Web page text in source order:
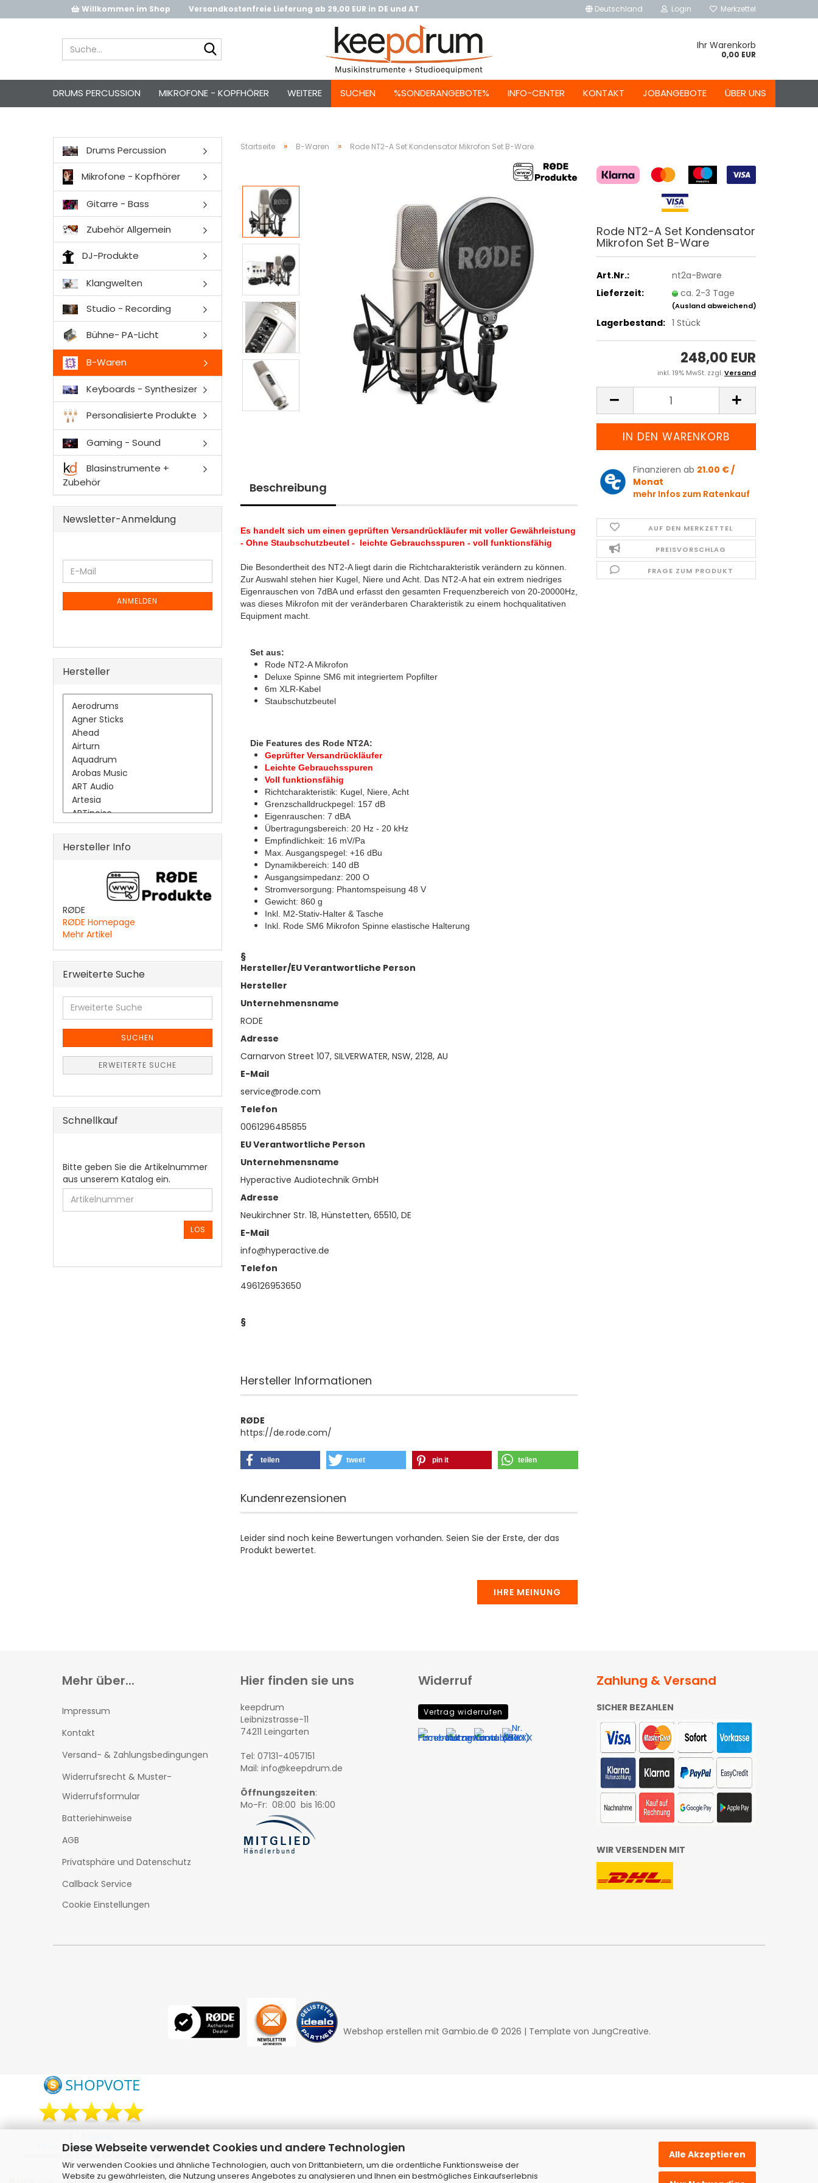
Diese Webseite verwendet Cookies und andere Technologien
Wir verwenden Cookies und ähnliche Technologien, auch von Drittanbietern, um die ordentliche Funktionsweise der
Website zu gewährleisten, die Nutzung unseres Angebotes zu analysieren und Ihnen ein bestmögliches Einkaufserlebnis
Alle Akzeptieren
Willkommen im Shop Versandkostenfreie Lieferung ab 29,00 EUR in DE und AT Deutschland Login Merkzettel
Ihr Warenkorb
0,00 EUR
DRUMS PERCUSSION MIKROFONE - KOPFHÖRER SUCHEN %SONDERANGEBOTE% INFO-CENTER KONTAKT JOBANGEBOTE ÜBER UNS
WEITERE
Startseite » B-Waren » Rode NT2-A Set Kondensator Mikrofon Set B-Ware
Rode NT2-A Set Kondensator
Mikrofon Set B-Ware
Art.Nr.:
nt2a-Bware
Lieferzeit:
ca. 2-3 Tage
(Ausland abweichend)
Lagerbestand: 1 Stück
248,00 EUR
inkl. 19% MwSt. zzgl.Versand
Finanzieren ab 21.00 € /
Monat
mehr Infos zum Ratenkauf
AUF DEN MERKZETTEL
PREISVORSCHLAG
FRAGE ZUM PRODUKT
Beschreibung
Es handelt sich um einen geprüften Versandrückläufer mit voller Gewährleistung
- Ohne Staubschutzbeutel - leichte Gebrauchsspuren - voll funktionsfähig
Die Besondertheit des NT2-A liegt darin die Richtcharakteristik verändern zu können.
Zur Auswahl stehen hier Kugel, Niere und Acht. Das NT2-A hat ein extrem niedriges
Eigenrauschen von 7dBA und erfasst den gesamten Frequenzbereich von 20-20000Hz,
was dieses Mikrofon mit der veränderbaren Charakteristik zu einem hochqualitativen
Equipment macht.
Set aus:
Rode NT2-A Mikrofon
Deluxe Spinne SM6 mit integriertem Popfilter
6m XLR-Kabel
Staubschutzbeutel
Die Features des Rode NT2A:
Geprüfter Versandrückläufer
Leichte Gebrauchsspuren
Voll funktionsfähig
Richtcharakteristik: Kugel, Niere, Acht
Grenzschalldruckpegel: 157 dB
Eigenrauschen: 7 dBA
Übertragungsbereich: 20 Hz - 20 kHz
Empfindlichkeit: 16 mV/Pa
Max. Ausgangspegel: +16 dBu
Dynamikbereich: 140 dB
Ausgangsimpedanz: 200 O
Stromversorgung: Phantomspeisung 48 V
Gewicht: 860 g
Inkl. M2-Stativ-Halter & Tasche
Inkl. Rode SM6 Mikrofon Spinne elastische Halterung
§
Hersteller/EU Verantwortliche Person
Hersteller
Unternehmensname
RODE
Adresse
Carnarvon Street 107, SILVERWATER, NSW, 2128, AU
E-Mail
service@rode.com
Telefon
0061296485855
EU Verantwortliche Person
Unternehmensname
Hyperactive Audiotechnik GmbH
Adresse
Neukirchner Str. 18, Hünstetten, 65510, DE
E-Mail
info@hyperactive.de
Telefon
496126953650
§
Hersteller Informationen
RØDE
https://de.rode.com/
teilen tweet pin it teilen
Kundenrezensionen
Leider sind noch keine Bewertungen vorhanden. Seien Sie der Erste, der das
Produkt bewertet.
IHRE MEINUNG
Drums Percussion
Mikrofone - Kopfhörer
Gitarre - Bass
Zubehör Allgemein
DJ-Produkte
Klangwelten
Studio - Recording
Bühne- PA-Licht
B-Waren
Keyboards - Synthesizer
Personalisierte Produkte
Gaming - Sound
Blasinstrumente +
Zubehör
Newsletter-Anmeldung
WEITER
ZUR
NEWSLETTER-
ANMELDUNG
E-
Mail
ANMELDEN
Hersteller
Hersteller Info
RØDE
RØDE Homepage
Mehr Artikel
Erweiterte Suche
Erweiterte
Suche
SUCHEN
ERWEITERTE SUCHE
Schnellkauf
BITTE
GEBEN
SIE
DIE
ARTIKELNUMMER
EIN.
Bitte geben Sie die Artikelnummer
aus unserem Katalog ein.
LOS
Mehr über...
Impressum
Kontakt
Versand- & Zahlungsbedingungen
Widerrufsrecht & Muster-
Widerrufsformular
Batteriehinweise
AGB
Privatsphäre und Datenschutz
Callback Service
Cookie Einstellungen
Hier finden sie uns
keepdrum
Leibnizstrasse-11
74211 Leingarten
Tel: 07131-4057151
Mail: info@keepdrum.de
Öffnungszeiten:
Mo-Fr: 08:00 bis 16:00
Widerruf
Vertrag widerrufen
Zahlung & Versand
SICHER BEZAHLEN
WIR VERSENDEN MIT
Webshop erstellen mit Gambio.de © 2026 | Template von JungCreative.